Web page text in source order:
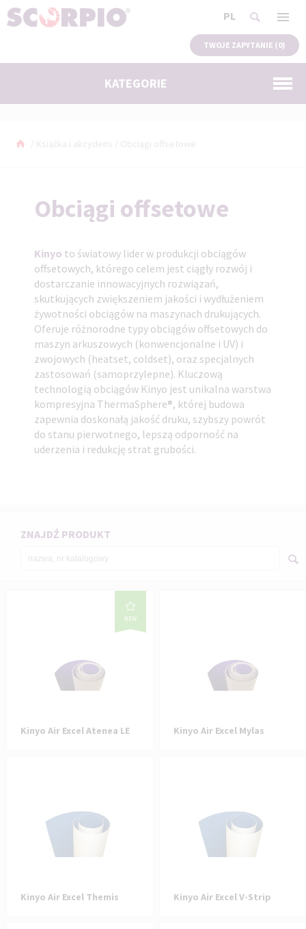
PL
TWOJE ZAPYTANIE (0)
KATEGORIE
Obciągi offsetowe
Kinyo to światowy lider w produkcji obciągów
offsetowych, którego celem jest ciągły rozwój i
dostarczanie innowacyjnych rozwiązań,
skutkujących zwiększeniem jakości i wydłużeniem
żywotności obciągów na maszynach drukujących.
Oferuje różnorodne typy obciągów offsetowych do
maszyn arkuszowych (konwencjonalne i UV) i
zwojowych (heatset, coldset), oraz specjalnych
zastosowań (samoprzylepne). Kluczową
technologią obciągów Kinyo jest unikalna warstwa
kompresyjna ThermaSphere®, której budowa
zapewnia doskonałą jakość druku, szybszy powrót
do stanu pierwotnego, lepszą odporność na
uderzenia i redukcję strat grubości.
ZNAJDŹ PRODUKT
NEW
Kinyo Air Excel Atenea LE Kinyo Air Excel Mylas
Kinyo Air Excel Themis Kinyo Air Excel V-Strip